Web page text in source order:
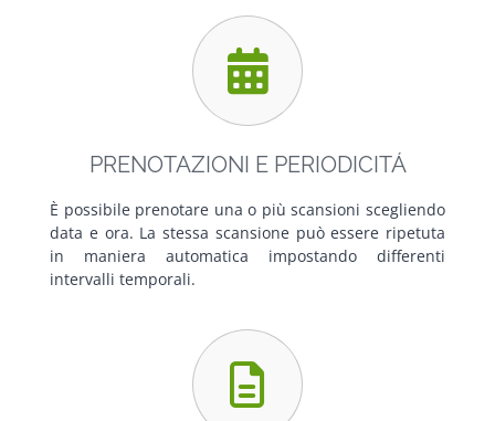
PRENOTAZIONI E PERIODICITÁ
È possibile prenotare una o più scansioni scegliendo
data e ora. La stessa scansione può essere ripetuta
in maniera automatica impostando differenti
intervalli temporali.